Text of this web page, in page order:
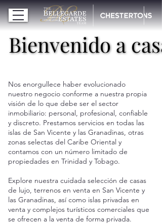
Bienvenido a casa
Bienvenido a casa
Nos enorgullece haber evolucionado
nuestro negocio conforme a nuestra propia
visión de lo que debe ser el sector
inmobiliario: personal, profesional, confiable
y discreto. Prestamos servicios en todas las
islas de San Vicente y las Granadinas, otras
zonas selectas del Caribe Oriental y
contamos con un número limitado de
propiedades en Trinidad y Tobago.
Explore nuestra cuidada selección de casas
de lujo, terrenos en venta en San Vicente y
las Granadinas, así como islas privadas en
venta y complejos turísticos comerciales que
se ofrecen a la venta de forma privada.